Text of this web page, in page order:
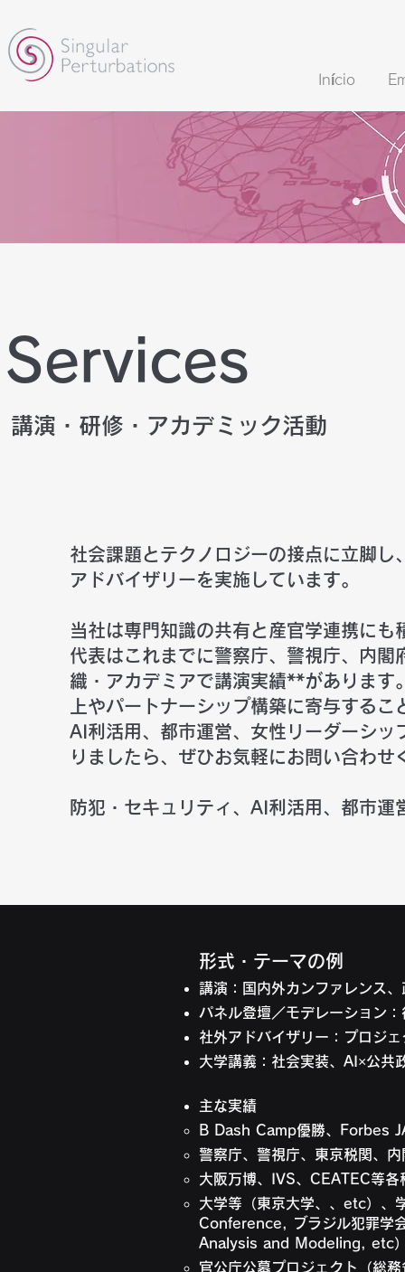
Início
​Services
講演・研修・アカデミック活動
社会課題とテクノロジーの接点に立脚
アドバイザリーを実施しています。
当社は専門知識の共有と産官学連携にも
代表はこれまでに警察庁、警視庁、内
織・アカデミアで講演実績**があります
上やパートナーシップ構築に寄与する
AI利活用、都市運営、女性リーダーシ
りましたら、ぜひお気軽にお問い合わせ
防犯・セキュリティ、AI利活用、都市
形式・テーマの例
講演：国内外カンファレンス
パネル登壇／モデレーション
社外アドバイザリー：プロジ
大学講義：社会実装、AI×公共
主な実績
B Dash Camp優勝、Forbes
警察庁、警視庁、東京税関、
大阪万博、IVS、CEATEC等各
大学等（東京大学、、etc）
Conference, ブラジル犯罪学
Analysis and Modeling, etc）
官公庁公募プロジェクト（総